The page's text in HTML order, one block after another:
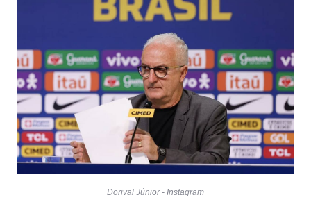
Dorival Júnior - Instagram